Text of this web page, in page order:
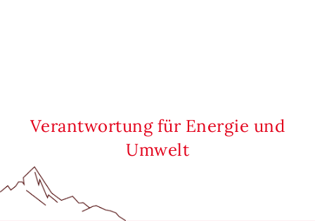
Verantwortung für Energie und
Umwelt